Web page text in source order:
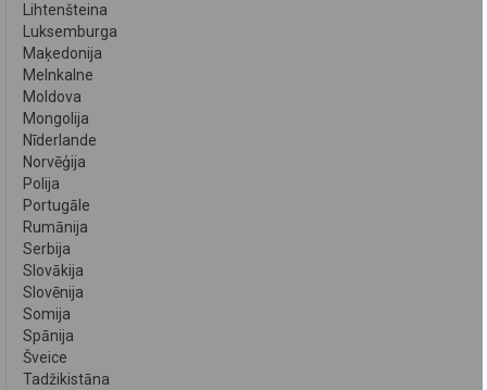
Lihtenšteina
Luksemburga
Maķedonija
Melnkalne
Moldova
Mongolija
Nīderlande
Norvēģija
Polija
Portugāle
Rumānija
Serbija
Slovākija
Slovēnija
Somija
Spānija
Šveice
Tadžikistāna